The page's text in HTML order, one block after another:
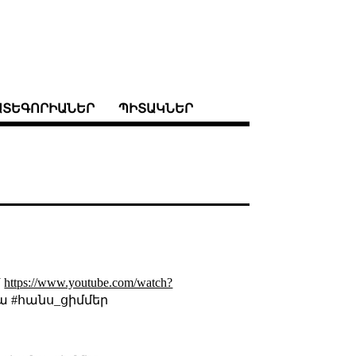
ՊԻՏԱԿՆԵՐ
https://www.youtube.com/watch?
#հանս_ցիմմեր